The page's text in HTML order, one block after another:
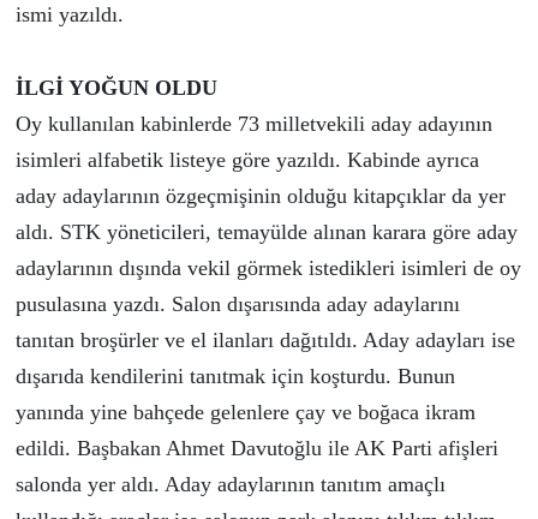
ismi yazıldı.
İLGİ YOĞUN OLDU
Oy kullanılan kabinlerde 73 milletvekili aday adayının
isimleri alfabetik listeye göre yazıldı. Kabinde ayrıca
aday adaylarının özgeçmişinin olduğu kitapçıklar da yer
aldı. STK yöneticileri, temayülde alınan karara göre aday
adaylarının dışında vekil görmek istedikleri isimleri de oy
pusulasına yazdı. Salon dışarısında aday adaylarını
tanıtan broşürler ve el ilanları dağıtıldı. Aday adayları ise
dışarıda kendilerini tanıtmak için koşturdu. Bunun
yanında yine bahçede gelenlere çay ve boğaca ikram
edildi. Başbakan Ahmet Davutoğlu ile AK Parti afişleri
salonda yer aldı. Aday adaylarının tanıtım amaçlı